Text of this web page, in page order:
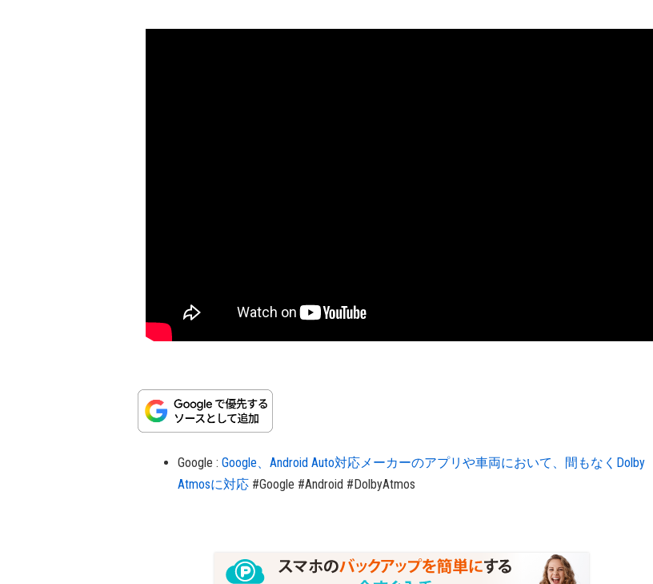
Google : Google、Android Auto対応メーカーのアプリや車両において、間もなくDolby
Atmosに対応 #Google #Android #DolbyAtmos